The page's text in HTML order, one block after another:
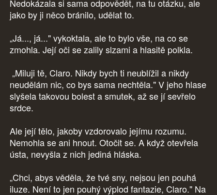
Nedokázala si sama odpovědět, na tu otázku, ale
jako by ji něco bránilo, udělat to.
„Já..., já..." vykoktala, ale to bylo vše, na co se
zmohla. Její oči se zalily slzami a hlasitě polkla.
„Miluji tě, Claro. Nikdy bych ti neublížil a nikdy
neudělám nic, co bys sama nechtěla." V jeho hlase
slyšela takovou bolest a smutek, až se jí sevřelo
srdce.
Ale její tělo, jakoby vzdorovalo jejímu rozumu.
Nemohla se ani hnout. Otočit se. A když otevřela
ústa, nevyšla z nich jediná hláska.
„Chci, abys věděla, že tvé sny, nejsou jen pouhá
iluze. Není to jen pouhý výplod fantazie, Claro." Na